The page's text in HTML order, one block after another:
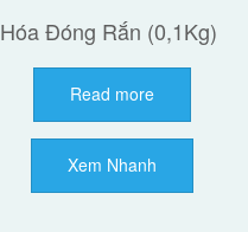
Hóa Đóng Rắn (0,1Kg)
Read more
Xem Nhanh